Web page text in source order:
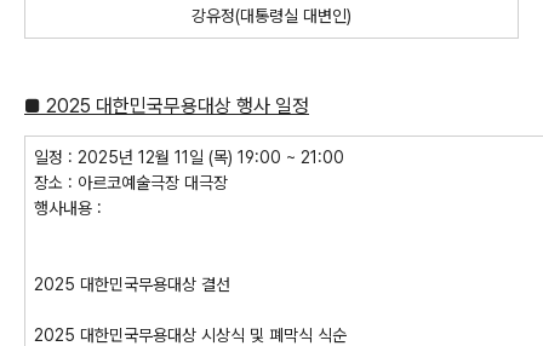
강유정(대통령실 대변인)
■ 2025 대한민국무용대상 행사 일정
일정 : 2025년 12월 11 일 (목) 19:00 ~ 21:00
장소 : 아르코예술극장 대극장
행사내용 :
2025 대한민국무용대상 결선
2025 대한민국무용대상 시상식 및 폐막식 식순